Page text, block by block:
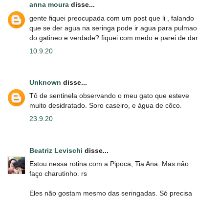
anna moura disse...
gente fiquei preocupada com um post que li , falando
que se der agua na seringa pode ir agua para pulmao
do gatineo e verdade? fiquei com medo e parei de dar
10.9.20
Unknown disse...
Tô de sentinela observando o meu gato que esteve
muito desidratado. Soro caseiro, e água de côco.
23.9.20
Beatriz Levischi disse...
Estou nessa rotina com a Pipoca, Tia Ana. Mas não
faço charutinho. rs
Eles não gostam mesmo das seringadas. Só precisa